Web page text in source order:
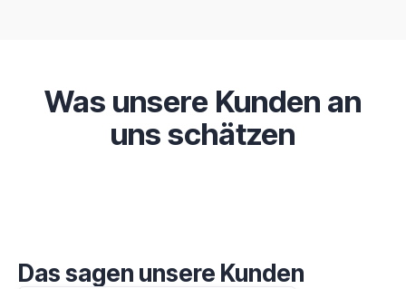
Was unsere Kunden an
uns schätzen
Das sagen unsere Kunden